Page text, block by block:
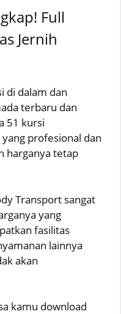
Full
Jernih
di dalam dan
terbaru dan
51 kursi
profesional dan
harganya tetap
Transport sangat
yang
fasilitas
lainnya
akan
kamu download